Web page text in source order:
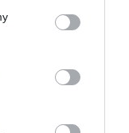
You may click to
party tags to
in below Google
bizakodó,
és a
hogy a